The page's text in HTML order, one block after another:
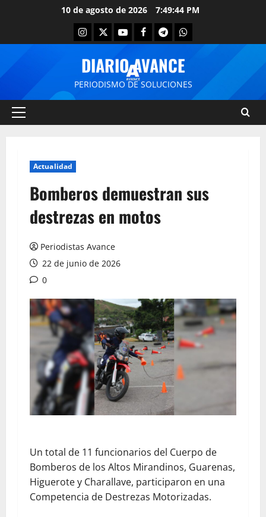
10 de agosto de 2026 7:49:44 PM
DIARIO AVANCE
PERIODISMO DE SOLUCIONES
Actualidad
Bomberos demuestran sus
destrezas en motos
Periodistas Avance
22 de junio de 2026
0
Un total de 11 funcionarios del Cuerpo de
Bomberos de los Altos Mirandinos, Guarenas,
Higuerote y Charallave, participaron en una
Competencia de Destrezas Motorizadas.